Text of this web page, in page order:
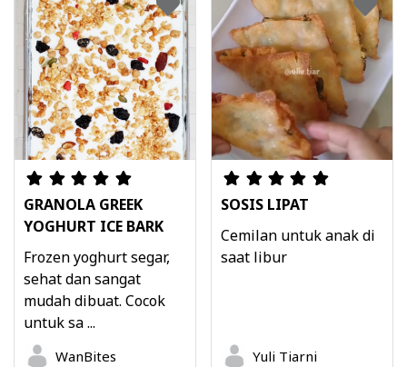
GRANOLA GREEK
YOGHURT ICE BARK
Frozen yoghurt segar,
sehat dan sangat
mudah dibuat. Cocok
untuk sa ...
WanBites
SOSIS LIPAT
Cemilan untuk anak di
saat libur
Yuli Tiarni